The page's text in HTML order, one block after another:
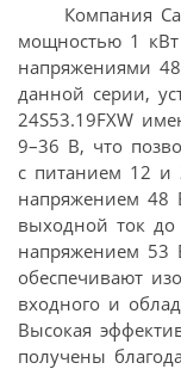
Компания
мощностью 1
напряжениями
данной серии,
24S53.19FXW
9–36 В, что
с питанием 12
напряжением 48
выходной ток
напряжением 53
обеспечивают
входного и
Высокая
получены